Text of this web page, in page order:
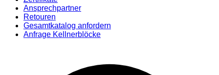
Ansprechpartner
Retouren
Gesamtkatalog anfordern
Anfrage Kellnerblöcke